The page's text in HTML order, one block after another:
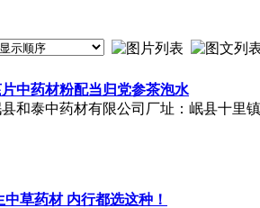
中药材粉配当归党参茶泡水
和泰中药材有限公司厂址：岷县十里
草药材 内行都选这种！